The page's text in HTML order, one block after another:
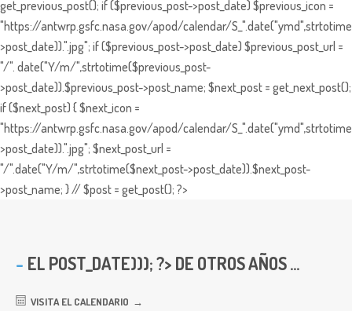
get_previous_post(); if ($previous_post->post_date) $previous_icon =
"https://antwrp.gsfc.nasa.gov/apod/calendar/
>post_date)).".jpg"; if ($previous_post->post_date) $previous_post_url =
"/". date("Y/m/",strtotime($previous_post-
>post_date)).$previous_post->post_name; $next_post = get_next_post();
if ($next_post) { $next_icon =
"https://antwrp.gsfc.nasa.gov/apod/calendar/
>post_date)).".jpg"; $next_post_url =
"/".date("Y/m/",strtotime($next_post->post_date)).$next_post-
>post_name; } // $post = get_post(); ?>
EL POST_DATE))); ?> DE OTROS AÑOS ...
VISITA EL CALENDARIO